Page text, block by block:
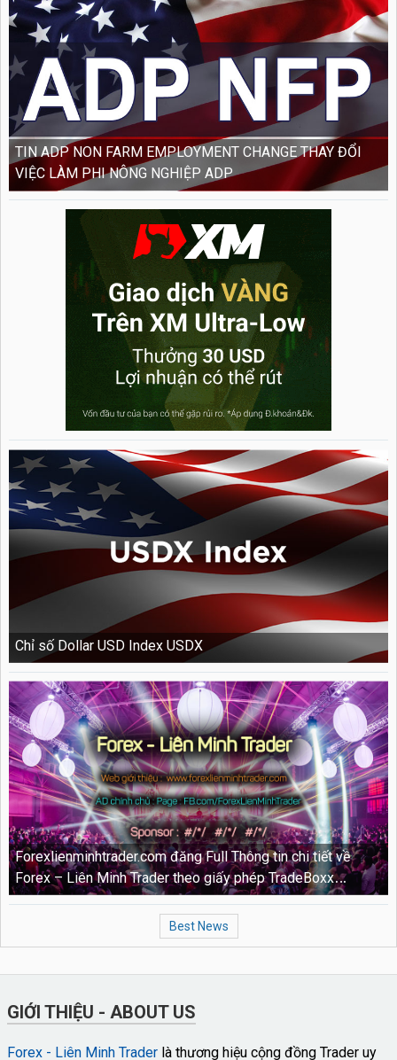
TIN ADP NON FARM EMPLOYMENT CHANGE THAY ĐỔI
VIỆC LÀM PHI NÔNG NGHIỆP ADP
Chỉ số Dollar USD Index USDX
Forexlienminhtrader.com đăng Full Thông tin chi tiết về
Forex – Liên Minh Trader theo giấy phép TradeBoxx
TB17032001
Best News
GIỚI THIỆU - ABOUT US
Forex - Liên Minh Trader là thương hiệu cộng đồng Trader uy